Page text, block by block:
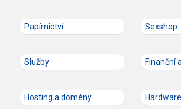
Papírnictví Sexshop
Služby
Hosting a domény Hardware